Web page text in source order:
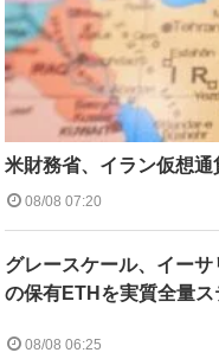
米財務省、イラン仮想
08/08 07:20
グレースケール、イー
の保有ETHを実質全量
08/08 06:25